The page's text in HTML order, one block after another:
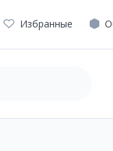
Избранные